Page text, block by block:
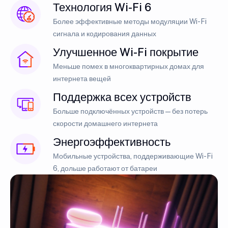
Технология Wi-Fi 6
Более эффективные методы модуляции Wi-Fi
сигнала и кодирования данных
Улучшенное Wi-Fi покрытие
Меньше помех в многоквартирных домах для
интернета вещей
Поддержка всех устройств
Больше подключённых устройств — без потерь
скорости домашнего интернета
Энергоэффективность
Мобильные устройства, поддерживающие Wi-Fi
6, дольше работают от батареи